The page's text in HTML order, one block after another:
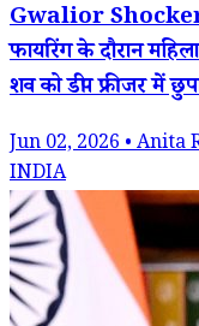
Gwalior Shocker:
फायरिंग के दौरान
शव को डीप फ्रीजर में
Jun 02, 2026 • Anita
INDIA